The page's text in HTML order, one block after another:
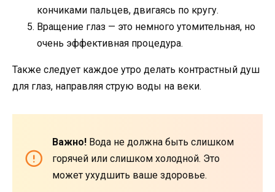
кончиками пальцев, двигаясь по кругу.
Вращение глаз — это немного утомительная, но
очень эффективная процедура.
Также следует каждое утро делать контрастный душ
для глаз, направляя струю воды на веки.
Важно! Вода не должна быть слишком
горячей или слишком холодной. Это
может ухудшить ваше здоровье.